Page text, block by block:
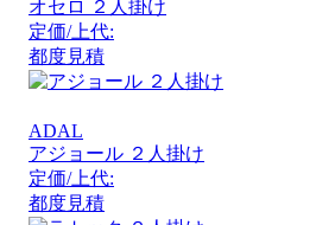
オセロ ２人掛け
定価/上代:
都度見積
ADAL
アジョール ２人掛け
定価/上代:
都度見積